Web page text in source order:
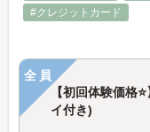
#クレジットカード
全員
【初回体験価格
イ付き)